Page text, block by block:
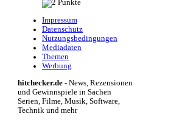
Impressum
Datenschutz
Nutzungsbedingungen
Mediadaten
Themen
Werbung
hitchecker.de - News, Rezensionen
und Gewinnspiele in Sachen
Serien, Filme, Musik, Software,
Technik und mehr